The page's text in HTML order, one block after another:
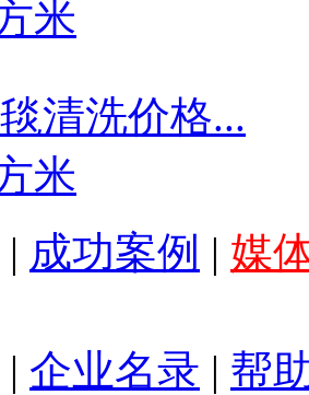
米
清洗价格...
米
| 成功案例 | 媒
| 企业名录 | 帮